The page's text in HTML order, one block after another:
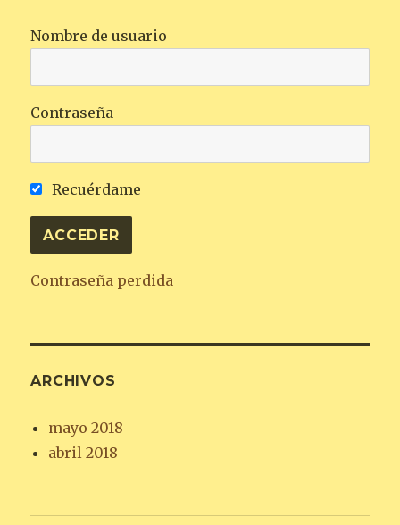
Nombre de usuario
Contraseña
Recuérdame
Contraseña perdida
ARCHIVOS
mayo 2018
abril 2018